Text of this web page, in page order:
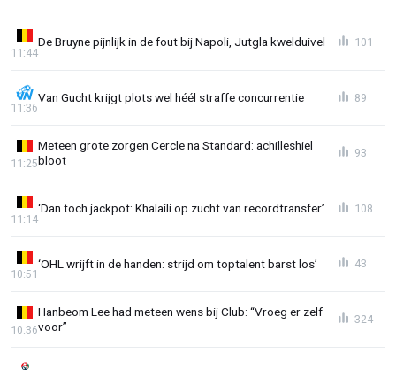
De Bruyne pijnlijk in de fout bij Napoli, Jutgla kwelduivel
11:44
101
Van Gucht krijgt plots wel héél straffe concurrentie
11:36
89
Meteen grote zorgen Cercle na Standard: achilleshiel
bloot
11:25
93
‘Dan toch jackpot: Khalaili op zucht van recordtransfer’
11:14
108
‘OHL wrijft in de handen: strijd om toptalent barst los’
10:51
43
Hanbeom Lee had meteen wens bij Club: “Vroeg er zelf
voor”
10:36
324